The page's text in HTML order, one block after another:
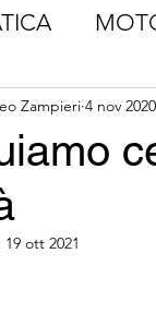
MOTO E
Zampieri 4 nov 2020
19 ott 2021